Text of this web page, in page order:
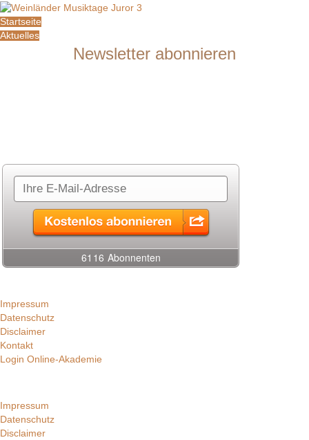
Startseite
Aktuelles
Newsletter abonnieren
Impressum
Datenschutz
Disclaimer
Kontakt
Login Online-Akademie
Impressum
Datenschutz
Disclaimer